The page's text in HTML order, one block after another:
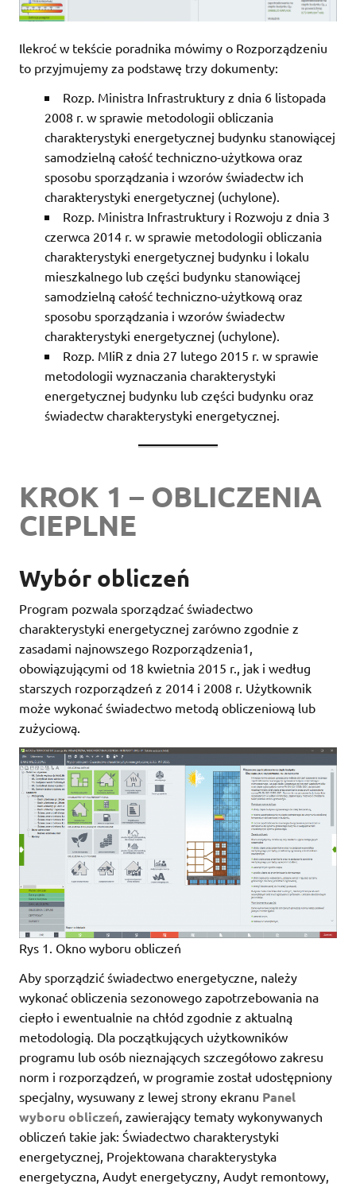
Ilekroć w tekście poradnika mówimy o Rozporządzeniu
to przyjmujemy za podstawę trzy dokumenty:
Rozp. Ministra Infrastruktury z dnia 6 listopada
2008 r. w sprawie metodologii obliczania
charakterystyki energetycznej budynku stanowiącej
samodzielną całość techniczno-użytkowa oraz
sposobu sporządzania i wzorów świadectw ich
charakterystyki energetycznej (uchylone).
Rozp. Ministra Infrastruktury i Rozwoju z dnia 3
czerwca 2014 r. w sprawie metodologii obliczania
charakterystyki energetycznej budynku i lokalu
mieszkalnego lub części budynku stanowiącej
samodzielną całość techniczno-użytkową oraz
sposobu sporządzania i wzorów świadectw
charakterystyki energetycznej (uchylone).
Rozp. MIiR z dnia 27 lutego 2015 r. w sprawie
metodologii wyznaczania charakterystyki
energetycznej budynku lub części budynku oraz
świadectw charakterystyki energetycznej.
KROK 1 – OBLICZENIA
CIEPLNE
Wybór obliczeń
Program pozwala sporządzać świadectwo
charakterystyki energetycznej zarówno zgodnie z
zasadami najnowszego Rozporządzenia1,
obowiązującymi od 18 kwietnia 2015 r., jak i według
starszych rozporządzeń z 2014 i 2008 r. Użytkownik
może wykonać świadectwo metodą obliczeniową lub
zużyciową.
Rys 1. Okno wyboru obliczeń
Aby sporządzić świadectwo energetyczne, należy
wykonać obliczenia sezonowego zapotrzebowania na
ciepło i ewentualnie na chłód zgodnie z aktualną
metodologią. Dla początkujących użytkowników
programu lub osób nieznających szczegółowo zakresu
norm i rozporządzeń, w programie został udostępniony
specjalny, wysuwany z lewej strony ekranu Panel
wyboru obliczeń, zawierający tematy wykonywanych
obliczeń takie jak: Świadectwo charakterystyki
energetycznej, Projektowana charakterystyka
energetyczna, Audyt energetyczny, Audyt remontowy,